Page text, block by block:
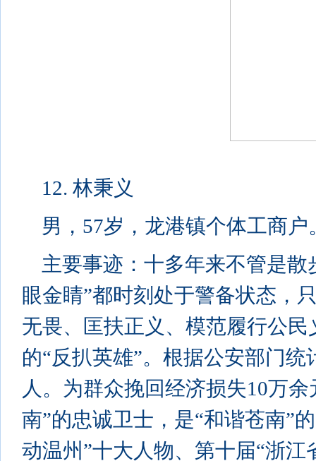
12. 林秉义
男，57岁，龙港镇个体工商户
主要事迹：十多年来不管是
眼金睛”都时刻处于警备状态，
无畏、匡扶正义、模范履行公
的“反扒英雄”。根据公安部门
人。为群众挽回经济损失10万
南”的忠诚卫士，是“和谐苍南”
动温州”十大人物、第十届“浙